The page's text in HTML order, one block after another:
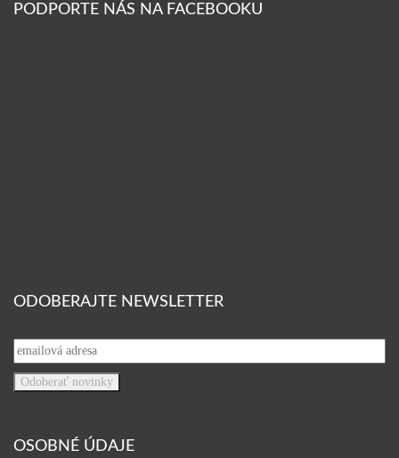
PODPORTE NÁS NA FACEBOOKU
ODOBERAJTE NEWSLETTER
OSOBNÉ ÚDAJE